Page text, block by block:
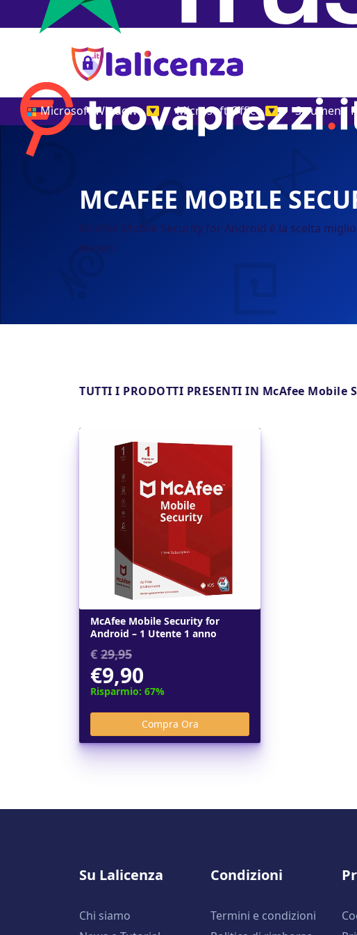
Microsoft Windows ▼ Microsoft Office ▼ Strumenti
MCAFEE MOBILE
McAfee Mobile Security for Android è la scelta
minuti
TUTTI I PRODOTTI PRESENTI IN McAfee Mobile
Dettagli
McAfee Mobile Security for
Android – 1 Utente 1 anno
€ 29,95
€9,90
Risparmio: 67%
Su Lalicenza
Chi siamo
Condizioni
Termini e condizioni